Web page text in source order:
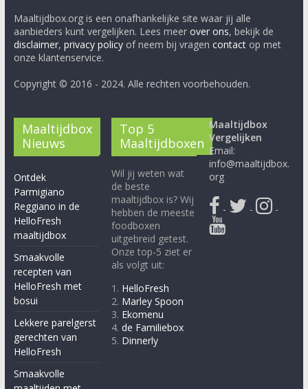
Maaltijdbox.org is een onafhankelijke site waar jij alle
aanbieders kunt vergelijken. Lees meer over ons, bekijk de
disclaimer, privacy policyof neem bij vragen contactop met
onze klantenservice.
Copyright © 2016 - 2024. Alle rechten voorbehouden.
Maaltijdbox
Nieuws
Ontdek
Parmigiano
Reggiano in de
HelloFresh
maaltijdbox
Smaakvolle
recepten van
HelloFresh met
bosui
Lekkere parelgerst
gerechten van
HelloFresh
Smaakvolle
Top 5
Maaltijdboxen
Wil jij weten wat
de beste
maaltijdbox is? Wij
hebben de meeste
foodboxen
uitgebreid getest.
Onze top-5 ziet er
als volgt uit:
1. HelloFresh
2. Marley Spoon
3. Ekomenu
4.de Familiebox
5. Dinnerly
Maaltijdbox
Vergelijken
Email:
info@maaltijdbox.
org
- - -